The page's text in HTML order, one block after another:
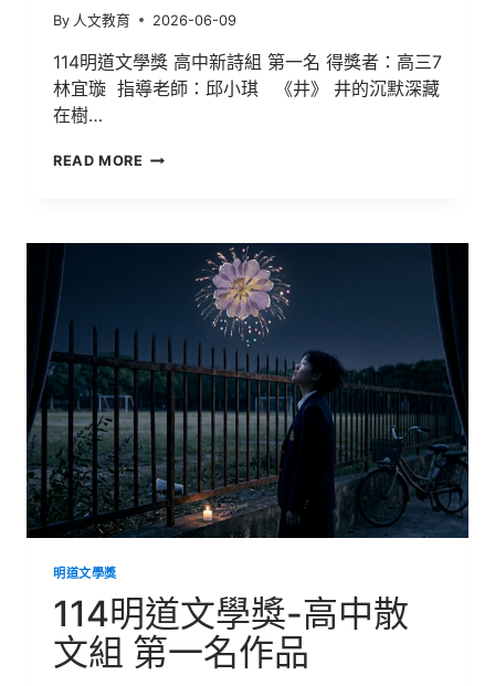
By 人文教育 2026-06-09
114明道文學獎 高中新詩組 第一名 得獎者：高三7
林宜璇 指導老師：邱小琪 《井》 井的沉默深藏
在樹…
READ MORE 114
組
第
一
名
作
品
明道文學獎
114明道文學獎-高中散
文組 第一名作品